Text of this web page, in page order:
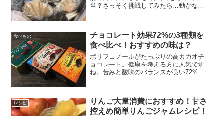
当？さっそく挑戦してみたら…動かない
洗い」を試してみた結...
食べもの
チョコレート効果72%の3種類を
食べ比べ！おすすめの味は？
ポリフェノールがたっぷりの高カカオチ
ョコレート。健康を考える方に人気です
ね。苦みと酸味のバランスが良い72%で
「チョコレート効果」は...
レシピ
りんご大量消費におすすめ！甘さ
控えめ簡単りんごジャムレシピ！